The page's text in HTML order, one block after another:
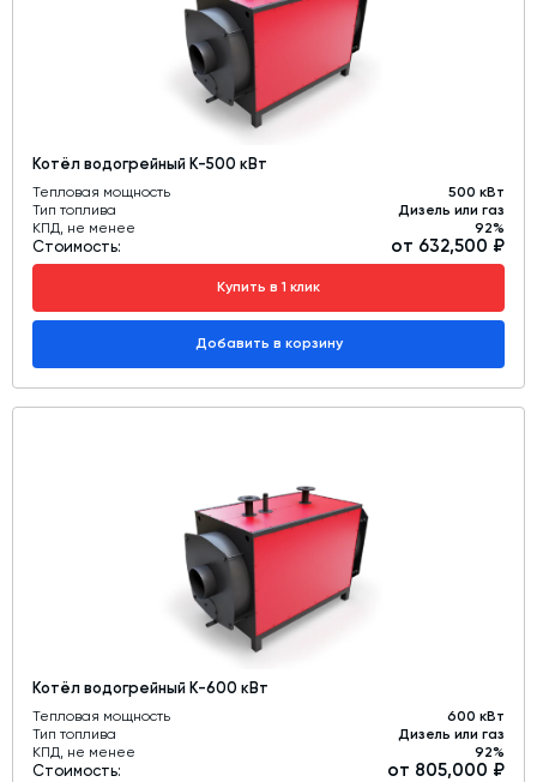
Котёл водогрейный К-500 кВт
Тепловая мощность
500 кВт
Тип топлива
Дизель или газ
КПД, не менее
92%
Стоимость: от 632,500 ₽
Купить в 1 клик
Добавить в корзину
Котёл водогрейный К-600 кВт
Тепловая мощность
600 кВт
Тип топлива
Дизель или газ
КПД, не менее
92%
Стоимость: от 805,000 ₽